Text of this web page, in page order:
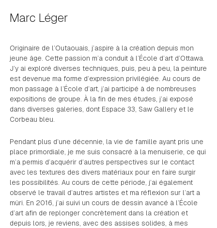
Marc Léger
Originaire de l’Outaouais, j’aspire à la création depuis mon
jeune âge. Cette passion m’a conduit à l’École d’art d’Ottawa.
J’y ai exploré diverses techniques, puis, peu à peu, la peinture
est devenue ma forme d’expression privilégiée. Au cours de
mon passage à l’École d’art, j’ai participé à de nombreuses
expositions de groupe. À la fin de mes études, j’ai exposé
dans diverses galeries, dont Espace 33, Saw Gallery et le
Corbeau bleu.
Pendant plus d’une décennie, la vie de famille ayant pris une
place primordiale, je me suis consacré à la menuiserie, ce qui
m’a permis d’acquérir d’autres perspectives sur le contact
avec les textures des divers matériaux pour en faire surgir
les possibilités. Au cours de cette période, j’ai également
observé le travail d’autres artistes et ma réflexion sur l’art a
mûri. En 2016, j’ai suivi un cours de dessin avancé à l’École
d’art afin de replonger concrètement dans la création et
depuis lors, je reviens, avec des assises solides, à mes